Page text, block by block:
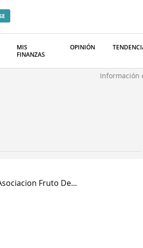
MIS
FINANZAS
OPINIÓN
Información
Fruto De...